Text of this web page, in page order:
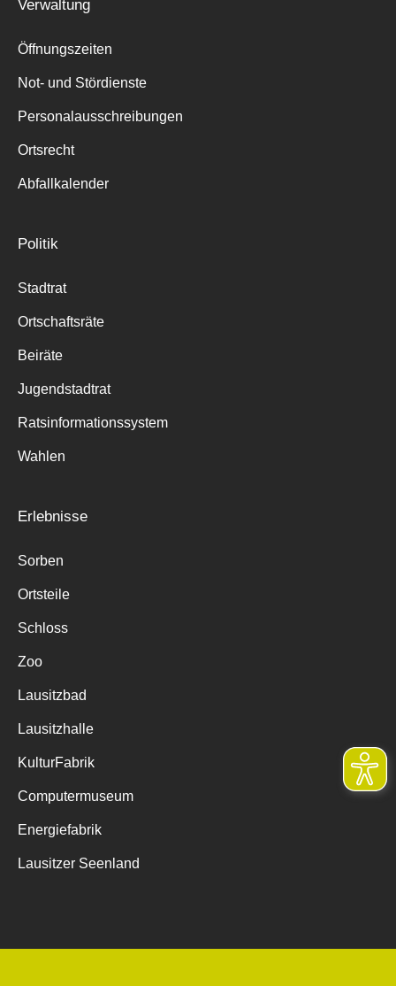
Verwaltung
Öffnungszeiten
Not- und Stördienste
Personalausschreibungen
Ortsrecht
Abfallkalender
Politik
Stadtrat
Ortschaftsräte
Beiräte
Jugendstadtrat
Ratsinformationssystem
Wahlen
Erlebnisse
Sorben
Ortsteile
Schloss
Zoo
Lausitzbad
Lausitzhalle
KulturFabrik
Computermuseum
Energiefabrik
Lausitzer Seenland